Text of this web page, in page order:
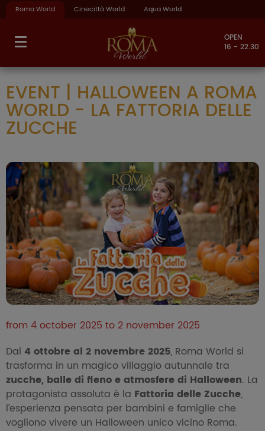
Roma World Cinecittà World Aqua World
OPEN
16 - 22.30
EVENT | HALLOWEEN A ROMA
WORLD - LA FATTORIA DELLE
ZUCCHE
from 4 october 2025 to 2 november 2025
Dal 4 ottobre al 2 novembre 2025, Roma World si
trasforma in un magico villaggio autunnale tra
zucche, balle di fieno e atmosfere di Halloween. La
protagonista assoluta è la Fattoria delle Zucche,
l’esperienza pensata per bambini e famiglie che
vogliono vivere un Halloween unico vicino Roma.